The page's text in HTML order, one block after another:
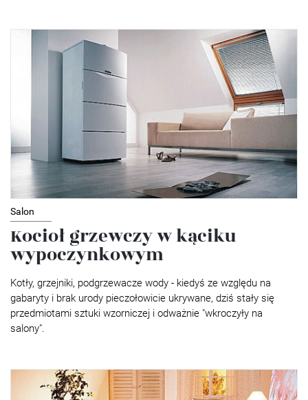
Salon
Kocioł grzewczy w kąciku
wypoczynkowym
Kotły, grzejniki, podgrzewacze wody - kiedyś ze względu na
gabaryty i brak urody pieczołowicie ukrywane, dziś stały się
przedmiotami sztuki wzorniczej i odważnie "wkroczyły na
salony".